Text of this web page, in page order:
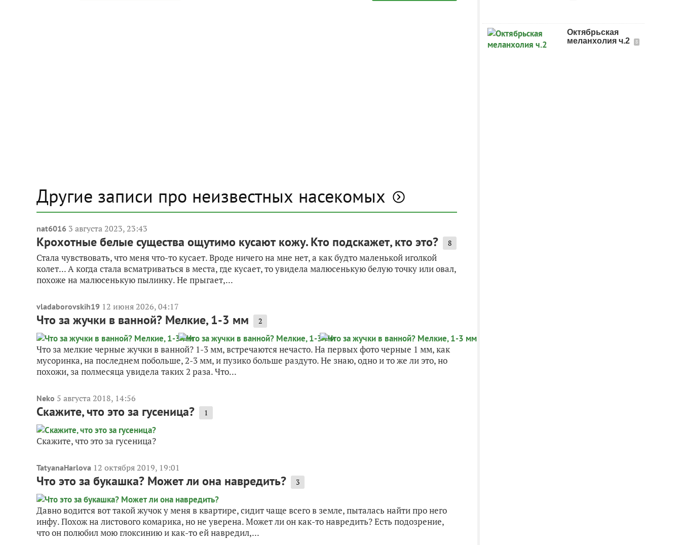
Другие записи про неизвестных насекомых
nat6016 3 августа 2023, 23:43
Крохотные белые существа ощутимо кусают кожу. Кто подскажет, кто это? 8
Стала чувствовать, что меня что-то кусает. Вроде ничего на мне нет, а как будто маленькой иголкой
колет... А когда стала всматриваться в места, где кусает, то увидела малюсенькую белую точку или овал,
похоже на малюсенькую пылинку. Не прыгает,...
vladaborovskih19 12 июня 2026, 04:17
Что за жучки в ванной? Мелкие, 1-3 мм 2
Что за мелкие черные жучки в ванной? 1-3 мм, встречаются нечасто. На первых фото черные 1 мм, как
мусоринка, на последнем побольше, 2-3 мм, и пузико больше раздуто. Не знаю, одно и то же ли это, но
похожи, за полмесяца увидела таких 2 раза. Что...
Neko 5 августа 2018, 14:56
Скажите, что это за гусеница? 1
Скажите, что это за гусеница?
TatyanaHarlova 12 октября 2019, 19:01
Что это за букашка? Может ли она навредить? 3
Давно водится вот такой жучок у меня в квартире, сидит чаще всего в земле, пыталась найти про него
инфу. Похож на листового комарика, но не уверена. Может ли он как-то навредить? Есть подозрение,
что он полюбил мою глоксинию и как-то ей навредил,...
Октябрьская
меланхолия ч.2
8